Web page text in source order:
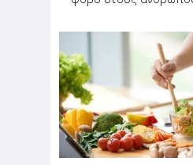
αντίληψη είναι μία
λανθασμένες